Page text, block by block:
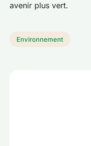
avenir plus vert.
Environnement